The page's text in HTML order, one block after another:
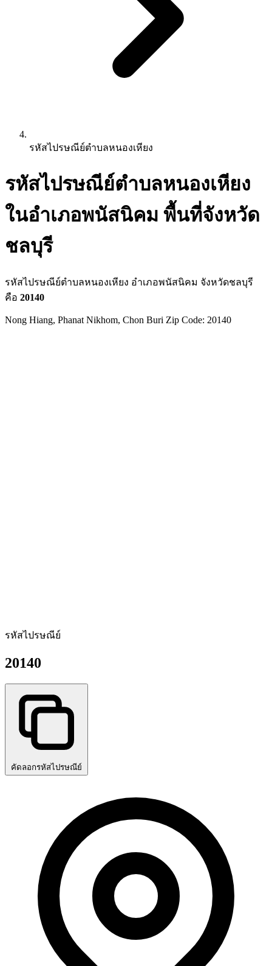
รหัสไปรษณีย์ตำบลหนองเหียง
รหัสไปรษณีย์ตำบลหนองเหียง
ในอำเภอพนัสนิคม พื้นที่จังหวัด
ชลบุรี
รหัสไปรษณีย์ตำบลหนองเหียง อำเภอพนัสนิคม จังหวัดชลบุรี
คือ 20140
Nong Hiang, Phanat Nikhom, Chon Buri Zip Code: 20140
รหัสไปรษณีย์
20140
คัดลอกรหัสไปรษณีย์